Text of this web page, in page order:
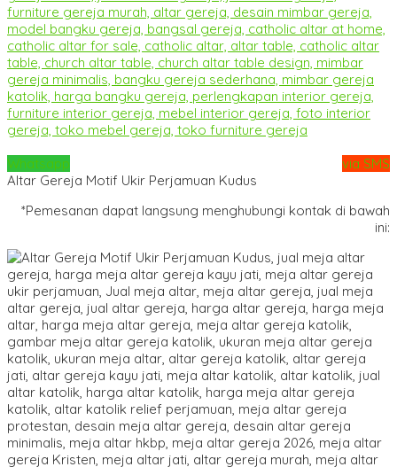
Whatsapp
via SMS
Altar Gereja Motif Ukir Perjamuan Kudus
*Pemesanan dapat langsung menghubungi kontak di bawah
ini: